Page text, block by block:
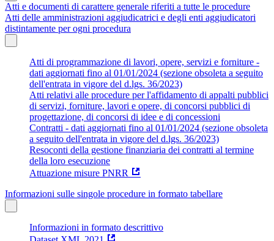
Atti e documenti di carattere generale riferiti a tutte le procedure
Atti delle amministrazioni aggiudicatrici e degli enti aggiudicatori
distintamente per ogni procedura
Atti di programmazione di lavori, opere, servizi e forniture -
dati aggiornati fino al 01/01/2024 (sezione obsoleta a seguito
dell'entrata in vigore del d.lgs. 36/2023)
Atti relativi alle procedure per l'affidamento di appalti pubblici
di servizi, forniture, lavori e opere, di concorsi pubblici di
progettazione, di concorsi di idee e di concessioni
Contratti - dati aggiornati fino al 01/01/2024 (sezione obsoleta
a seguito dell'entrata in vigore del d.lgs. 36/2023)
Resoconti della gestione finanziaria dei contratti al termine
della loro esecuzione
Attuazione misure PNRR
Informazioni sulle singole procedure in formato tabellare
Informazioni in formato descrittivo